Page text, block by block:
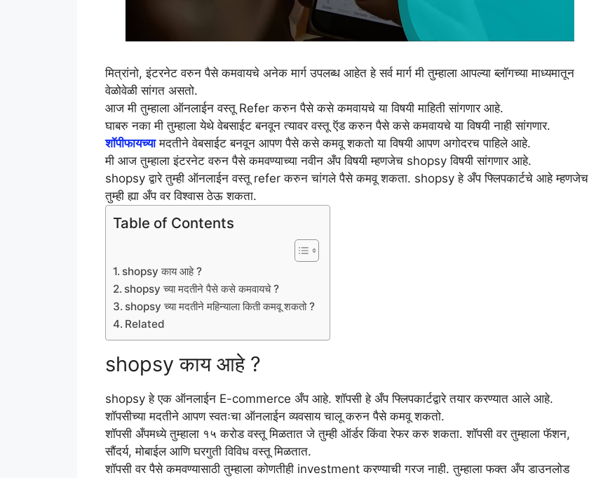
मित्रांनो, इंटरनेट वरुन पैसे कमवायचे अनेक मार्ग उपलब्ध आहेत हे सर्व मार्ग मी तुम्हाला आपल्या ब्लॉगच्या माध्यमातून
वेळोवेळी सांगत असतो.
आज मी तुम्हाला ऑनलाईन वस्तू Refer करुन पैसे कसे कमवायचे या विषयी माहिती सांगणार आहे.
घाबरु नका मी तुम्हाला येथे वेबसाईट बनवून त्यावर वस्तू ऍड करुन पैसे कसे कमवायचे या विषयी नाही सांगणार.
शॉपीफायच्यामदतीने वेबसाईट बनवून आपण पैसे कसे कमवू शकतो या विषयी आपण अगोदरच पाहिले आहे.
मी आज तुम्हाला इंटरनेट वरुन पैसे कमवण्याच्या नवीन अँप विषयी म्हणजेच shopsy विषयी सांगणार आहे.
shopsy द्वारे तुम्ही ऑनलाईन वस्तू refer करुन चांगले पैसे कमवू शकता. shopsy हे अँप फ्लिपकार्टचे आहे म्हणजेच
तुम्ही ह्या अँप वर विश्वास ठेऊ शकता.
Table of Contents
shopsy काय आहे ?
shopsy च्या मदतीने पैसे कसे कमवायचे ?
shopsy च्या मदतीने महिन्याला किती कमवू शकतो ?
Related
shopsy काय आहे ?
shopsy हे एक ऑनलाईन E-commerce अँप आहे. शॉपसी हे अँप फ्लिपकार्टद्वारे तयार करण्यात आले आहे.
शॉपसीच्या मदतीने आपण स्वतःचा ऑनलाईन व्यवसाय चालू करुन पैसे कमवू शकतो.
शॉपसी अँपमध्ये तुम्हाला १५ करोड वस्तू मिळतात जे तुम्ही ऑर्डर किंवा रेफर करु शकता. शॉपसी वर तुम्हाला फॅशन,
सौंदर्य, मोबाईल आणि घरगुती विविध वस्तू मिळतात.
शॉपसी वर पैसे कमवण्यासाठी तुम्हाला कोणतीही investment करण्याची गरज नाही. तुम्हाला फक्त अँप डाउनलोड